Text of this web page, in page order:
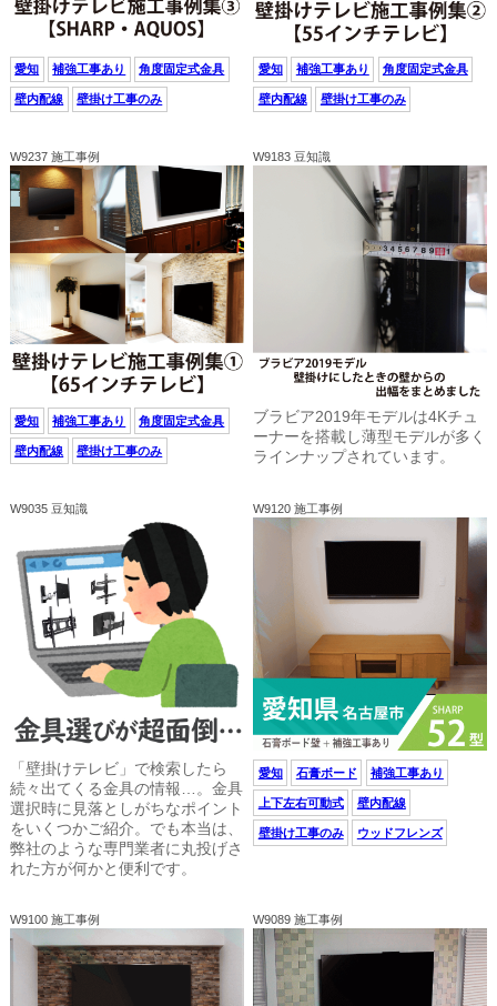
愛知 補強工事あり 角度固定式金具
壁内配線 壁掛け工事のみ
愛知 補強工事あり 角度固定式金具
壁内配線 壁掛け工事のみ
W9237 施工事例
愛知 補強工事あり 角度固定式金具
壁内配線 壁掛け工事のみ
W9183 豆知識
ブラビア2019年モデルは4Kチュ
ーナーを搭載し薄型モデルが多く
ラインナップされています。
W9035 豆知識
「壁掛けテレビ」で検索したら
続々出てくる金具の情報…。金具
選択時に見落としがちなポイント
をいくつかご紹介。でも本当は、
弊社のような専門業者に丸投げさ
れた方が何かと便利です。
W9120 施工事例
愛知 石膏ボード 補強工事あり
上下左右可動式 壁内配線
壁掛け工事のみ ウッドフレンズ
W9100 施工事例 W9089 施工事例